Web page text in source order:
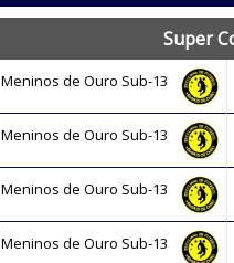
Super
Meninos de Ouro Sub-13
Meninos de Ouro Sub-13
Meninos de Ouro Sub-13
Meninos de Ouro Sub-13